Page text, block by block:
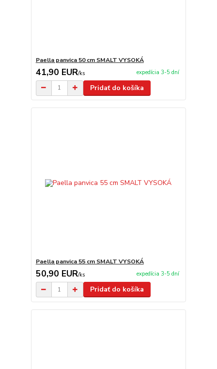
Paella panvica 50 cm SMALT VYSOKÁ
41,90 EUR/ks expedícia 3-5 dní
Pridať do košíka
Paella panvica 55 cm SMALT VYSOKÁ
50,90 EUR/ks expedícia 3-5 dní
Pridať do košíka